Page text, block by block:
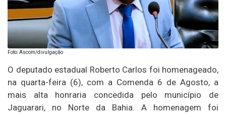
Foto: Ascom/divulgação
O deputado estadual Roberto Carlos foi homenageado,
na quarta-feira (6), com a Comenda 6 de Agosto, a
mais alta honraria concedida pelo município de
Jaguarari, no Norte da Bahia. A homenagem foi